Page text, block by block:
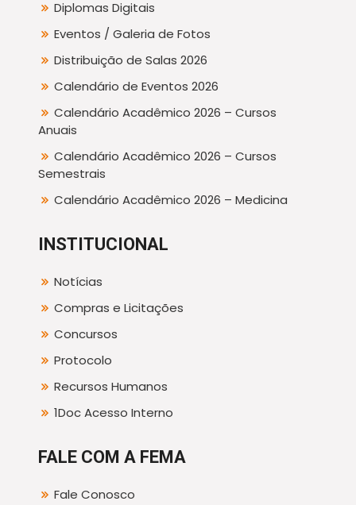
Diplomas Digitais
Eventos / Galeria de Fotos
Distribuição de Salas 2026
Calendário de Eventos 2026
Calendário Acadêmico 2026 – Cursos
Anuais
Calendário Acadêmico 2026 – Cursos
Semestrais
Calendário Acadêmico 2026 – Medicina
INSTITUCIONAL
Notícias
Compras e Licitações
Concursos
Protocolo
Recursos Humanos
1Doc Acesso Interno
FALE COM A FEMA
Fale Conosco